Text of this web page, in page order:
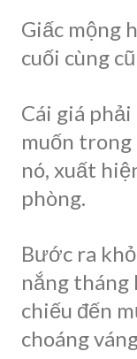
Giấc mộng
cuối cùng
Cái giá
muốn
nó, xuất
phòng.
Bước ra
nắng tháng
chiếu đến
choáng